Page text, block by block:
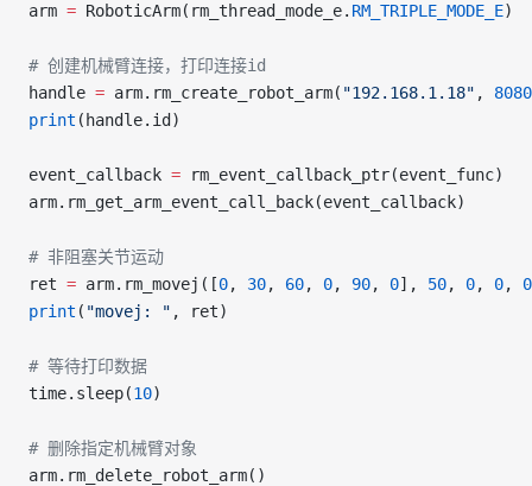
arm = RoboticArm(rm_thread_mode_e. RM_TRIPLE_MODE_E)
# 创建机械臂连接，打印连接id
handle = arm.rm_create_robot_arm( "192.168.1.18" , 8080
print (handle.id)
event_callback = rm_event_callback_ptr(event_func)
arm.rm_get_arm_event_call_back(event_callback)
# 非阻塞关节运动
ret = arm.rm_movej([0, 30, 60, 0, 90, 0], 50, 0, 0, 0
print ( "movej: " , ret)
# 等待打印数据
time.sleep(10)
# 删除指定机械臂对象
arm.rm_delete_robot_arm()